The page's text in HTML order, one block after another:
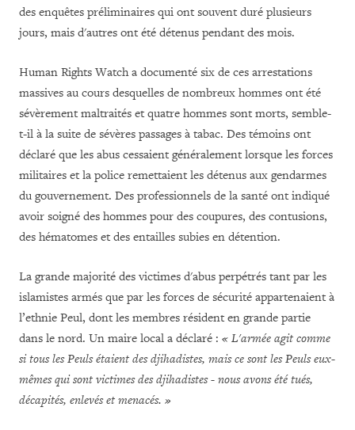
des enquêtes préliminaires qui ont souvent duré plusieurs
jours, mais d'autres ont été détenus pendant des mois.
Human Rights Watch a documenté six de ces arrestations
massives au cours desquelles de nombreux hommes ont été
sévèrement maltraités et quatre hommes sont morts, semble-
t-il à la suite de sévères passages à tabac. Des témoins ont
déclaré que les abus cessaient généralement lorsque les forces
militaires et la police remettaient les détenus aux gendarmes
du gouvernement. Des professionnels de la santé ont indiqué
avoir soigné des hommes pour des coupures, des contusions,
des hématomes et des entailles subies en détention.
La grande majorité des victimes d'abus perpétrés tant par les
islamistes armés que par les forces de sécurité appartenaient à
l’ethnie Peul, dont les membres résident en grande partie
dans le nord. Un maire local a déclaré : « L'armée agit comme
si tous les Peuls étaient des djihadistes, mais ce sont les Peuls eux-
mêmes qui sont victimes des djihadistes - nous avons été tués,
décapités, enlevés et menacés. »